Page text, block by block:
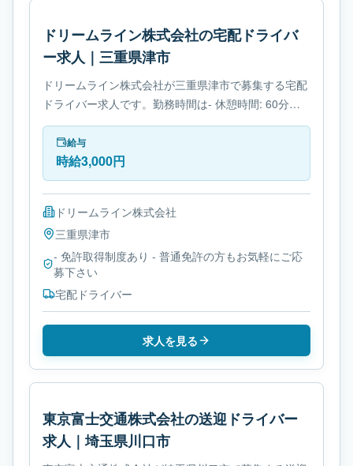
ドリームライン株式会社の宅配ドライバ
ー求人｜三重県津市
ドリームライン株式会社が三重県津市で募集する宅配
ドライバー求人です。勤務時間は- 休憩時間: 60分で
す。必要免許は- 免許取得制度ありです。
給与
時給3,000円
ドリームライン株式会社
三重県津市
- 免許取得制度あり - 普通免許の方もお気軽にご応
募下さい
宅配ドライバー
求人を見る
東京富士交通株式会社の送迎ドライバー
求人｜埼玉県川口市